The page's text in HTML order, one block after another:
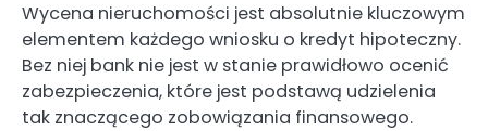
Wycena nieruchomości jest absolutnie kluczowym
elementem każdego wniosku o kredyt hipoteczny.
Bez niej bank nie jest w stanie prawidłowo ocenić
zabezpieczenia, które jest podstawą udzielenia
tak znaczącego zobowiązania finansowego.